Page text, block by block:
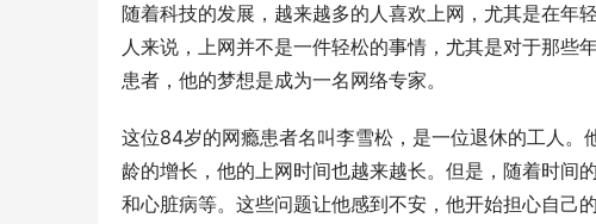
随着科技的发展，越来越多的人喜欢上网，尤其是在年
人来说，上网并不是一件轻松的事情，尤其是对于那
患者，他的梦想是成为一名网络专家。
这位84岁的网瘾患者名叫李雪松，是一位退休的工人
龄的增长，他的上网时间也越来越长。但是，随着时间
和心脏病等。这些问题让他感到不安，他开始担心自己的